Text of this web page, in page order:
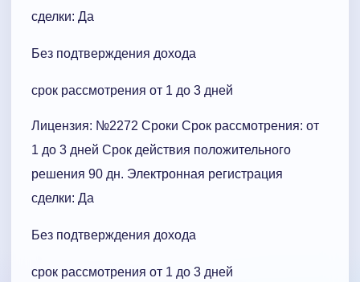
сделки: Да
Без подтверждения дохода
срок рассмотрения от 1 до 3 дней
Лицензия: №2272 Сроки Cрок рассмотрения: от
1 до 3 дней Срок действия положительного
решения 90 дн. Электронная регистрация
сделки: Да
Без подтверждения дохода
срок рассмотрения от 1 до 3 дней